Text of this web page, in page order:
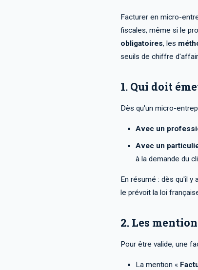
Facturer en micro-
fiscales, même si le
obligatoires, les
seuils de chiffre
1. Qui doit
Dès qu'un micro-
Avec un
Avec un
à la demande du
En résumé : dès qu'il
le prévoit la loi
2. Les
Pour être valide, une
La mention «